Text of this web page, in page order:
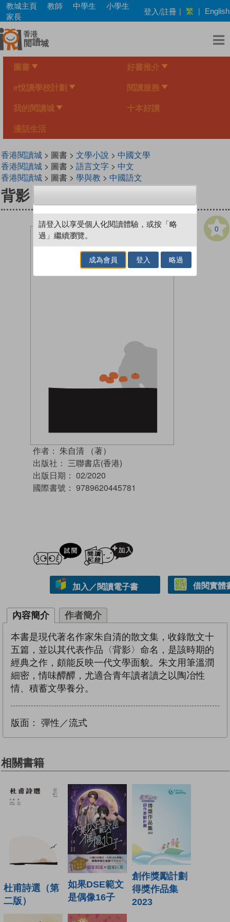
Skip
main
content
教城主頁 教師 中學生
小學生
家長
登入/註冊 | 繁 | English
圖書 好書推介
e悅讀學校計劃 閱讀服務
我的閱讀城 十本好讀
漫話生活
香港閱讀城> 圖書 > 文學小說 > 中國文學
香港閱讀城> 圖書 > 語言文字> 中文
香港閱讀城> 圖書 > 學與教 > 中國語文
背影（第二版）
0
作者： 朱自清 （著）
出版社： 三聯書店(香港)
出版日期： 02/2020
國際書號： 9789620445781
試閲
加入／閱讀電子書 借閱實體
內容簡介 作者簡介
本書是現代著名作家朱自清的散文集，收錄散文十
五篇，並以其代表作品〈背影〉命名，是該時期的
經典之作，頗能反映一代文學面貌。朱文用筆溫潤
細密，情味醰醰，尤適合青年讀者讀之以陶冶性
情、積蓄文學養分。
版面： 彈性／流式
相關書籍
杜甫詩選（第
二版）
如果DSE範文
是偶像16子
創作獎勵計劃
得獎作品集
2023
請登入以享受個人化閱讀體驗，或按「略
過」繼續瀏覽。
成為會員 登入 略過